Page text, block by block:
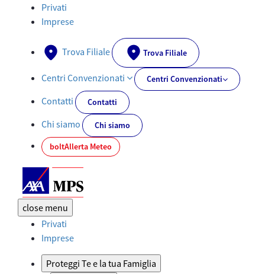
Documenti PRIIPs - AXA-MPS.IT
Privati
Imprese
Trova Filiale Trova Filiale
Centri Convenzionati Centri Convenzionati
Contatti Contatti
Chi siamo
Chi siamo
boltAllerta Meteo
close menu
Privati
Imprese
Proteggi Te e la tua Famiglia